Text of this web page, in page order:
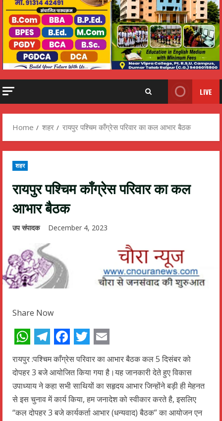
LIVE
Home शहर रायपुर पश्चिम काँग्रेस परिवार का कल आभार बैठक
शहर
रायपुर पश्चिम काँग्रेस परिवार का कल
आभार बैठक
उप संपादक December 4, 2023
Share Now
WhatsApp
Telegram
Facebook
Twitter
Email
रायपुर :पश्चिम काँग्रेस परिवार का आभार बैठक कल 5 दिसंबर को
दोपहर 3 बजे आयोजित किया गया है।यह जानकारी देते हुए विकास
उपाध्याय ने कहा सभी साथियों का सहृदय आभार जिन्होंने बड़ी ही मेहनत
से इस चुनाव में कार्य किया, हम जनादेश को स्वीकार करते है, इसलिए
“कल दोपहर 3 बजे कार्यकर्ता आभार (धन्यवाद) बैठक” का आयोजन एन